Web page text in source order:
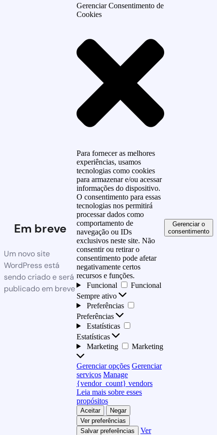
Em breve
Um novo site
WordPress está
sendo criado e será
publicado em breve
Gerenciar Consentimento de
Cookies
Para fornecer as melhores
experiências, usamos
tecnologias como cookies
para armazenar e/ou acessar
informações do dispositivo.
O consentimento para essas
tecnologias nos permitirá
processar dados como
comportamento de
navegação ou IDs
exclusivos neste site. Não
consentir ou retirar o
consentimento pode afetar
negativamente certos
recursos e funções.
Funcional
Funcional
Sempre ativo
Preferências
Preferências
Estatísticas
Estatísticas
Marketing
Marketing
Gerenciar opções Gerenciar
serviços Manage
{vendor_count} vendors
Leia mais sobre esses
propósitos
Aceitar
Negar
Ver preferências
Salvar preferências
Ver
Gerenciar o
consentimento